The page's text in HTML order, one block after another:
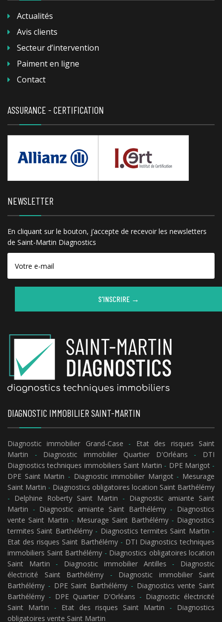
Actualités
Avis clients
Secteur d’intervention
Paiment en ligne
Contact
ASSURANCE - CERTIFICATION
NEWSLETTER
En cliquant sur le bouton, j’accepte de recevoir les newsletters
de Saint-Martin Diagnostics
S'INSCRIRE →
DIAGNOSTIC IMMOBILIER SAINT-MARTIN
Diagnostic immobilier Grand-Case - Etat des risques Saint
Martin - Diagnostic immobilier Quartier D'Orléans - DTI
Diagnostics techniques immobiliers Saint Martin - DPE Marigot-
DPE Saint Martin - Diagnostic immobilier Marigot- Mesurage
Saint Martin - Diagnostics obligatoires location Saint Barthélémy
- Delphine Roberty Saint Martin - Diagnostic amiante Saint
Martin - Diagnostic amiante Saint Barthélémy- Diagnostics
vente Saint Martin - Mesurage Saint Barthélémy- Diagnostics
termites Saint Barthélémy- Diagnostics termites Saint Martin -
Etat des risques Saint Barthélémy- DTI Diagnostics techniques
immobiliers Saint Barthélémy - Diagnostics obligatoires location
Saint Martin - Diagnostic immobilier Antilles - Diagnostic
électricité Saint Barthélémy - Diagnostic immobilier Saint
Barthélémy - DPE Saint Barthélémy - Diagnostics vente Saint
Barthélémy - DPE Quartier D'Orléans - Diagnostic électricité
Saint Martin - Etat des risques Saint Martin - Diagnostics
obligatoires vente Saint Martin